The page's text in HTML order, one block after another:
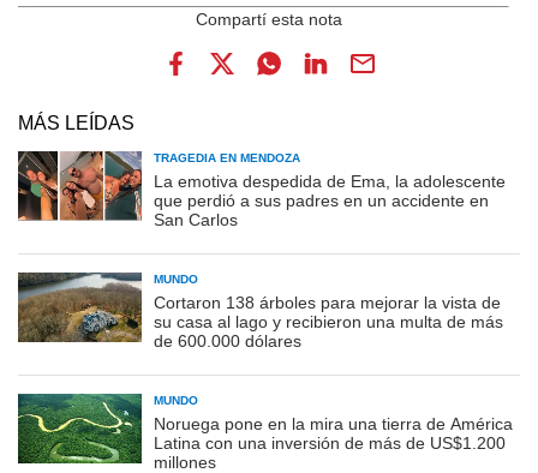
MÁS LEÍDAS
TRAGEDIA EN MENDOZA
La emotiva despedida de Ema, la adolescente
que perdió a sus padres en un accidente en
San Carlos
MUNDO
Cortaron 138 árboles para mejorar la vista de
su casa al lago y recibieron una multa de más
de 600.000 dólares
MUNDO
Noruega pone en la mira una tierra de América
Latina con una inversión de más de US$1.200
millones